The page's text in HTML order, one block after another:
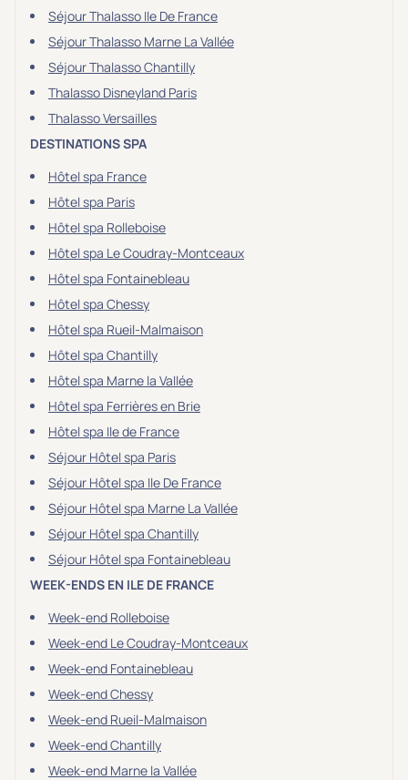
Séjour Thalasso Ile De France
Séjour Thalasso Marne La Vallée
Séjour Thalasso Chantilly
Thalasso Disneyland Paris
Thalasso Versailles
DESTINATIONS SPA
Hôtel spa France
Hôtel spa Paris
Hôtel spa Rolleboise
Hôtel spa Le Coudray-Montceaux
Hôtel spa Fontainebleau
Hôtel spa Chessy
Hôtel spa Rueil-Malmaison
Hôtel spa Chantilly
Hôtel spa Marne la Vallée
Hôtel spa Ferrières en Brie
Hôtel spa Ile de France
Séjour Hôtel spa Paris
Séjour Hôtel spa Ile De France
Séjour Hôtel spa Marne La Vallée
Séjour Hôtel spa Chantilly
Séjour Hôtel spa Fontainebleau
WEEK-ENDS EN ILE DE FRANCE
Week-end Rolleboise
Week-end Le Coudray-Montceaux
Week-end Fontainebleau
Week-end Chessy
Week-end Rueil-Malmaison
Week-end Chantilly
Week-end Marne la Vallée